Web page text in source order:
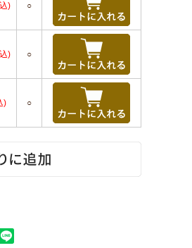
) ○
) ○
) ○